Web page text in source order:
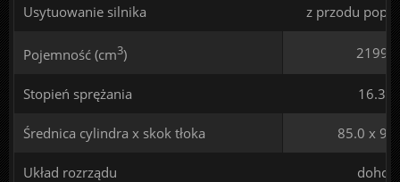
Usytuowanie silnika z przodu
Pojemność (cm3) 2199
Stopień sprężania 16.3
Średnica cylindra x skok tłoka 85.0 x
Układ rozrządu dohc